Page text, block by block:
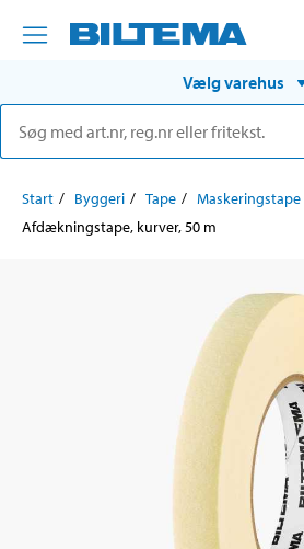
Vælg varehus
Start Byggeri Tape
Maskeringstape
Afdækningstape, kurver, 50 m